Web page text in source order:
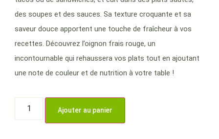
des soupes et des sauces. Sa texture croquante et sa
saveur douce apportent une touche de fraîcheur à vos
recettes. Découvrez l’oignon frais rouge, un
incontournable qui rehaussera vos plats tout en ajoutant
une note de couleur et de nutrition à votre table !
Ajouter au panier